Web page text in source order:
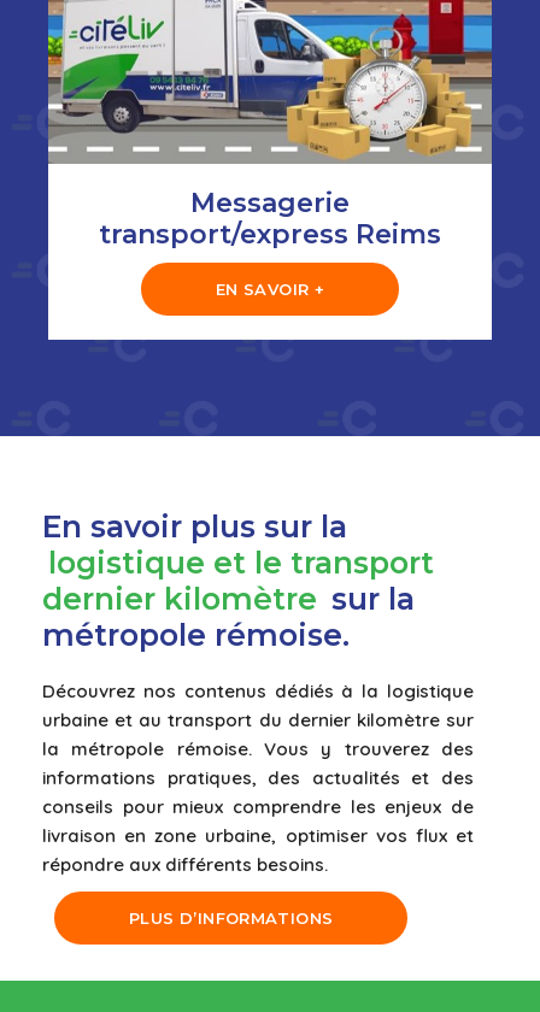
Messagerie
transport/express Reims
EN SAVOIR +
En savoir plus sur la
logistique et le transport
dernier kilomètre sur la
métropole rémoise.
Découvrez nos contenus dédiés à la logistique
urbaine et au transport du dernier kilomètre sur
la métropole rémoise. Vous y trouverez des
informations pratiques, des actualités et des
conseils pour mieux comprendre les enjeux de
livraison en zone urbaine, optimiser vos flux et
répondre aux différents besoins.
PLUS D’INFORMATIONS